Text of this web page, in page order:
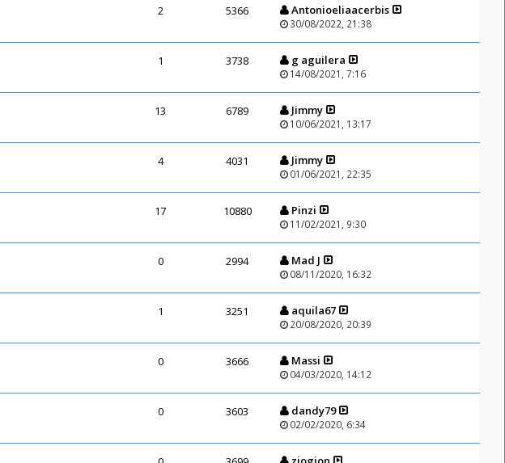
2 5366 Antonioeliaacerbis
30/08/2022, 21:38
1 3738 g aguilera
14/08/2021, 7:16
13 6789 Jimmy
10/06/2021, 13:17
4 4031 Jimmy
01/06/2021, 22:35
17 10880 Pinzi
11/02/2021, 9:30
0 2994 Mad J
08/11/2020, 16:32
1 3251 aquila67
20/08/2020, 20:39
0 3666 Massi
04/03/2020, 14:12
0 3603 dandy79
02/02/2020, 6:34